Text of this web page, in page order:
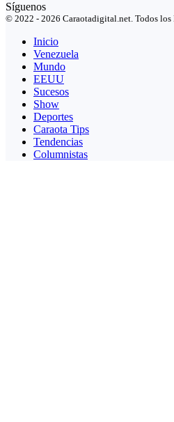
Síguenos
© 2022 - 2026 Caraotadigital.net. Todos los
Inicio
Venezuela
Mundo
EEUU
Sucesos
Show
Deportes
Caraota Tips
Tendencias
Columnistas